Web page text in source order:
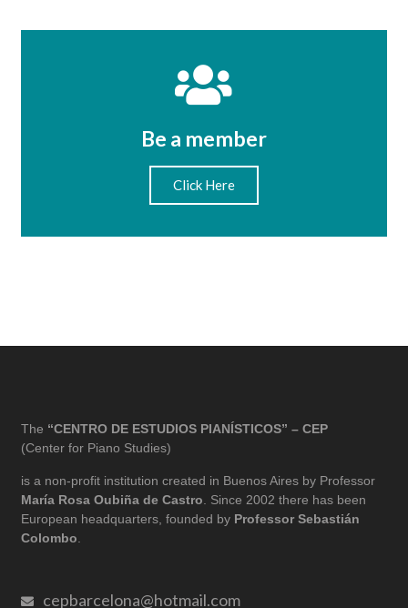
Be a member
Click Here
The “CENTRO DE ESTUDIOS PIANÍSTICOS” – CEP
(Center for Piano Studies)
is a non-profit institution created in Buenos Aires by Professor
María Rosa Oubiña de Castro . Since 2002 there has been
European headquarters, founded by Professor Sebastián
Colombo
cepbarcelona@hotmail.com